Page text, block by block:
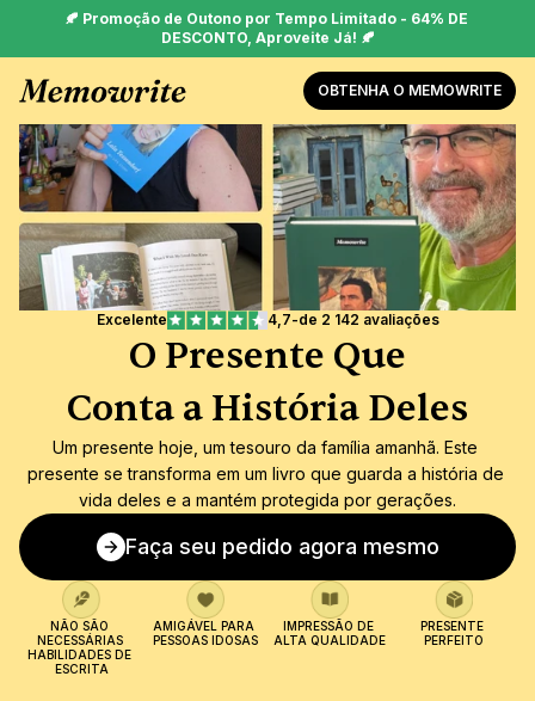
🍂 Promoção de Outono por Tempo Limitado - 64% DE
DESCONTO, Aproveite Já! 🍂
OBTENHA O MEMOWRITE
Excelente 4,7-de 2 142 avaliações
O Presente Que
Conta a História Deles
Um presente hoje, um tesouro da família amanhã. Este
presente se transforma em um livro que guarda a história de
vida deles e a mantém protegida por gerações.
Faça seu pedido agora mesmo
NÃO SÃO
NECESSÁRIAS
HABILIDADES DE
ESCRITA
AMIGÁVEL PARA
PESSOAS IDOSAS
IMPRESSÃO DE
ALTA QUALIDADE
PRESENTE
PERFEITO